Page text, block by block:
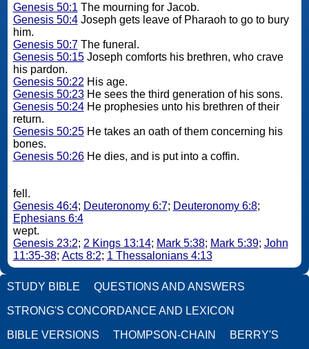
Genesis 50:1 The mourning for Jacob.
Genesis 50:4Joseph gets leave of Pharaoh to go to bury
him.
Genesis 50:7The funeral.
Genesis 50:15Joseph comforts his brethren, who crave
his pardon.
Genesis 50:22 His age.
Genesis 50:23He sees the third generation of his sons.
Genesis 50:24He prophesies unto his brethren of their
return.
Genesis 50:25He takes an oath of them concerning his
bones.
Genesis 50:26He dies, and is put into a coffin.
fell.
Genesis 46:4; Deuteronomy 6:7; Deuteronomy 6:8;
Ephesians 6:4
wept.
Genesis 23:2; 2 Kings 13:14; Mark 5:38; Mark 5:39; John
11:35-38; Acts 8:2; 1 Thessalonians 4:13
STUDY BIBLE QUESTIONS AND ANSWERS
STRONG'S CONCORDANCE AND LEXICON
BIBLE VERSIONS THOMPSON-CHAIN BERRY'S